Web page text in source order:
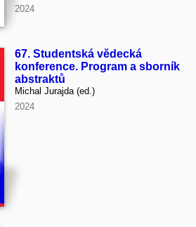
2024
67. Studentská vědecká
konference. Program a sborník
abstraktů
Michal Jurajda (ed.)
2024